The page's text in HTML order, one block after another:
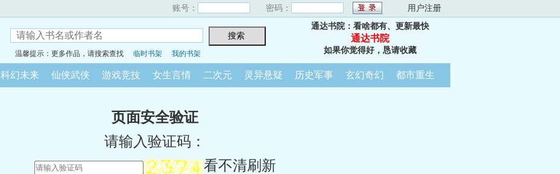
账号： 密码： 用户注册
温馨提示：更多作品，请搜索查找 临时书架 我的书架
通达书院：看啥都有、更新最快
通达书院
如果你觉得好，恳请收藏
科幻未来 仙侠武侠 游戏竞技 女生言情 二次元 灵异悬疑 历史军事 玄幻奇幻 都市重生
页面安全验证
请输入验证码：
看不清刷新